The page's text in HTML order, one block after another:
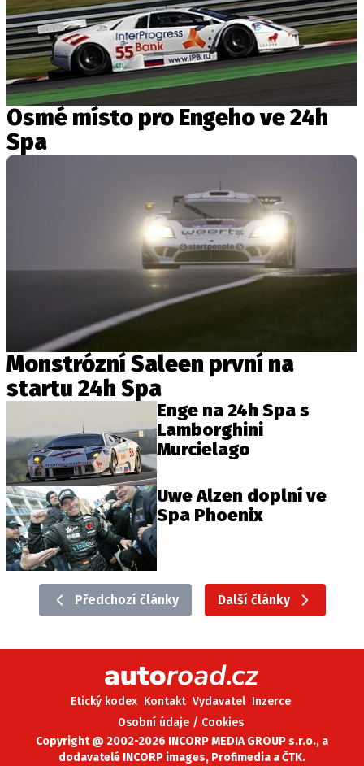
Osmé místo pro Engeho ve 24h
Spa
Monstrózní Saleen první na
startu 24h Spa
Enge na 24h Spa s
Lamborghini
Murcielago
Uwe Alzen doplní ve
Spa Phoenix
Předchozí články Další články
Etický kodex Kontakt Vydavatel Inzerce
Osobní údaje / Cookies
Copyright @ 2002-2026 INCORP MEDIA GROUP s.r.o., a
dodavatelé INCORP images, Profimedia a ČTK.